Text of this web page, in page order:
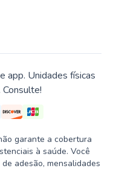
app. Unidades físicas
garante a cobertura
à saúde. Você
adesão, mensalidades